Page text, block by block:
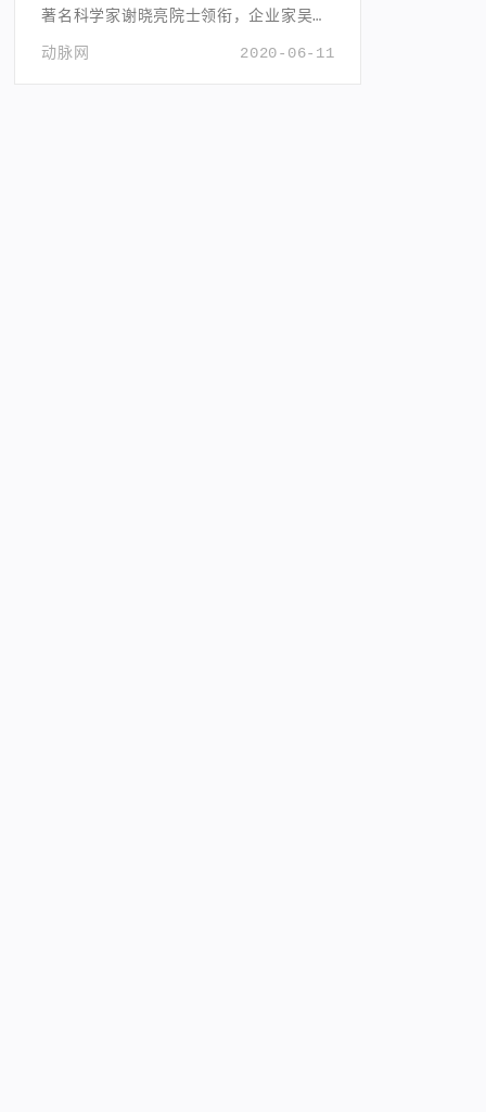
著名科学家谢晓亮院士领衔，企业家吴镭
博士任CEO。
2020-06-11
动脉网